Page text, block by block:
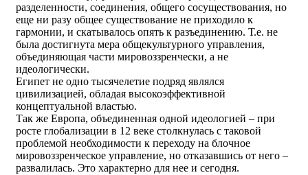
разделенности, соединения, общего сосуществования, но
еще ни разу общее существование не приходило к
гармонии, и скатывалось опять к разъединению. Т.е. не
была достигнута мера общекультурного управления,
объединяющая части мировоззренчески, а не
идеологически.
Египет не одно тысячелетие подряд являлся
цивилизацией, обладая высокоэффективной
концептуальной властью.
Так же Европа, объединенная одной идеологией – при
росте глобализации в 12 веке столкнулась с таковой
проблемой необходимости к переходу на блочное
мировоззренческое управление, но отказавшись от него –
развалилась. Это характерно для нее и сегодня.